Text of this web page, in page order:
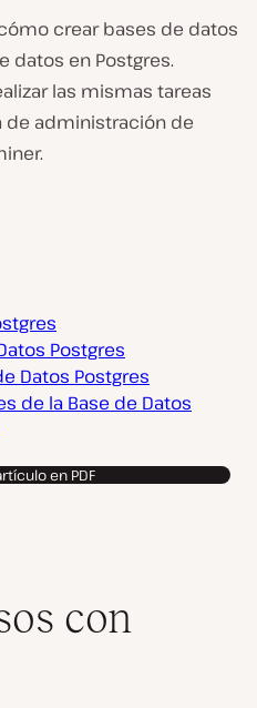
crear bases de datos
datos en Postgres.
las mismas tareas
de administración de
Postgres
Datos Postgres
de la Base de Datos
en PDF
con